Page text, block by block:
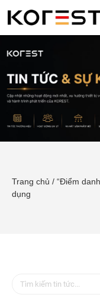
Trang chủ / “Điểm
dụng